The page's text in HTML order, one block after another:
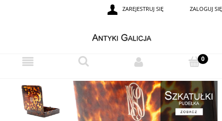
ZAREJESTRUJ SIĘ ZALOGUJ SIĘ